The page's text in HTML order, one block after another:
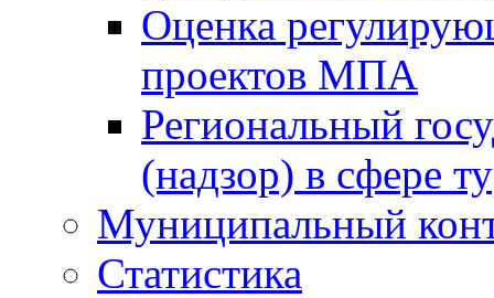
Оценка
проектов МПА
Региональный
(надзор) в сфере
Муниципальный
Статистика